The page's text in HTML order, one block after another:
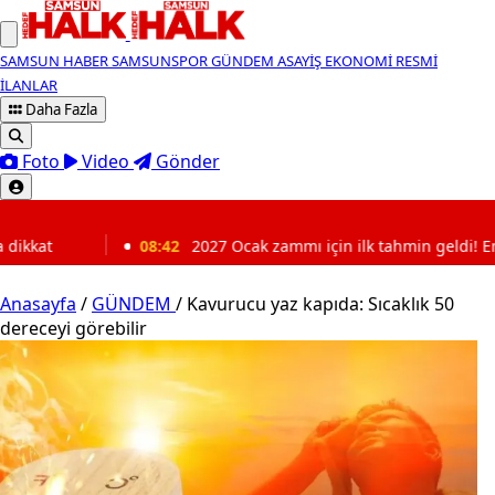
SAMSUN HABERSAMSUNSPORGÜNDEM ASAYİŞ EKONOMİ RESMİ
İLANLAR
Daha Fazla
Foto Video Gönder
Ocak zammı için ilk tahmin geldi! Emekliye ne kadar artış
Anasayfa / GÜNDEM / Kavurucu yaz kapıda: Sıcaklık 50
dereceyi görebilir